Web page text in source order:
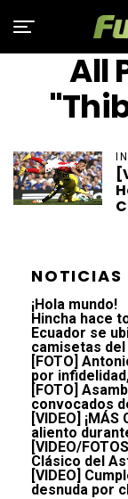
All
NOTICIAS
¡Hola mundo!
Hincha hace
Ecuador se
camisetas del
[FOTO]
por
[FOTO]
convocados
[VIDEO]
aliento
[VIDEO/
Clásico del
[VIDEO]
desnuda por